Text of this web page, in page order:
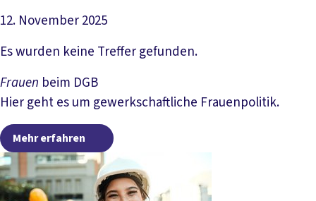
12. November 2025
Artikel lesen
Es wurden keine Treffer gefunden.
Frauen beim DGB
Hier geht es um gewerkschaftliche Frauenpolitik.
Mehr erfahren Mehr erfahren